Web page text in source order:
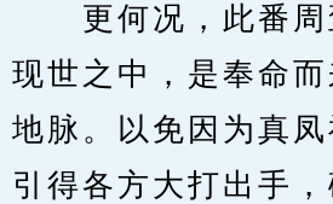
更何况，此番周
现世之中，是奉命
地脉。以免因为真凤
引得各方大打出手